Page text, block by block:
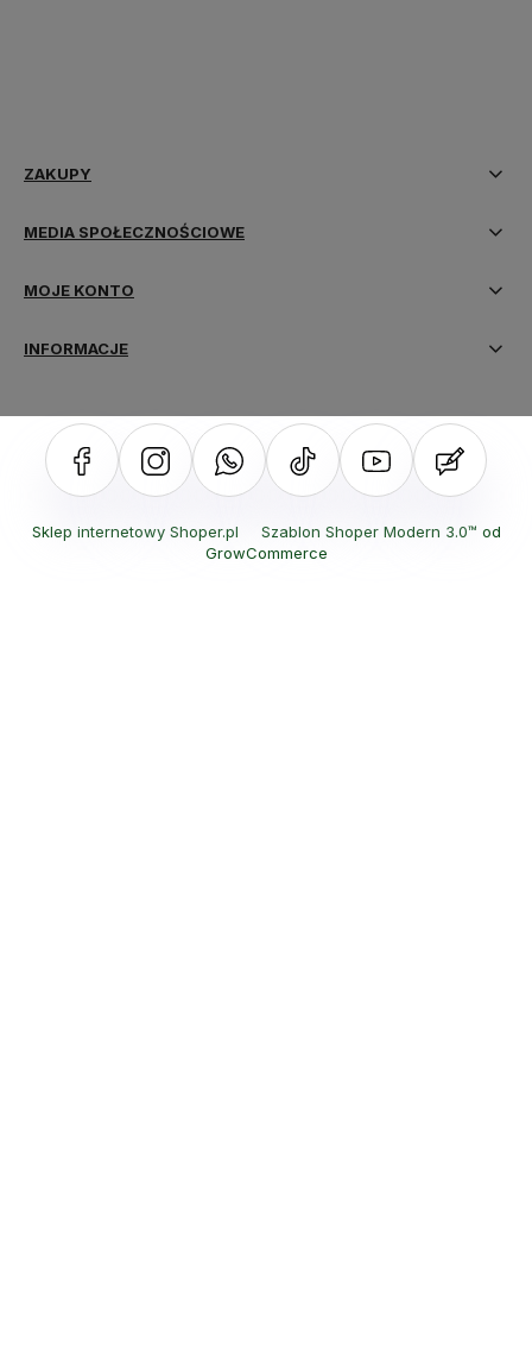
ZAKUPY
MEDIA SPOŁECZNOŚCIOWE
MOJE KONTO
INFORMACJE
Sklep internetowy Shoper.pl Szablon Shoper Modern 3.0™ od
GrowCommerce